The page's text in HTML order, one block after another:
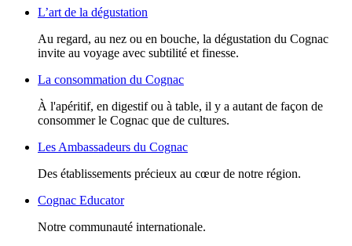
L’art de la dégustation
Au regard, au nez ou en bouche, la dégustation du Cognac
invite au voyage avec subtilité et finesse.
La consommation du Cognac
À l'apéritif, en digestif ou à table, il y a autant de façon de
consommer le Cognac que de cultures.
Les Ambassadeurs du Cognac
Des établissements précieux au cœur de notre région.
Cognac Educator
Notre communauté internationale.